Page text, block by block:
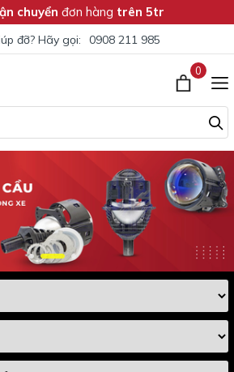
chuyển đơn hàng trên 5tr
đỡ? Hãy gọi: 0908 211 985
0